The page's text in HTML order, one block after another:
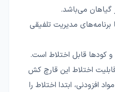
گیاهان می‌باشد.
برنامه‌های مدیریت تلفیقی
و کودها قابل اختلاط است.
اختلاط این قارچ کش
افزودنی، ابتدا اختلاط را